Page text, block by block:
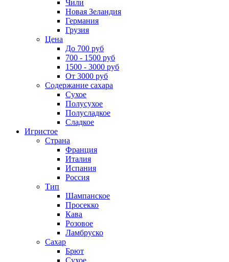
Чили
Новая Зеландия
Германия
Грузия
Цена
До 700 руб
700 - 1500 руб
1500 - 3000 руб
От 3000 руб
Содержание сахара
Сухое
Полусухое
Полусладкое
Сладкое
Игристое
Страна
Франция
Италия
Испания
Россия
Тип
Шампанское
Просекко
Кава
Розовое
Ламбруско
Сахар
Брют
Сухое